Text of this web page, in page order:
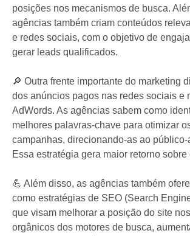
posições nos mecanismos de busca.
agências também criam conteúdos
e redes sociais, com o objetivo de
gerar leads qualificados.
🔎 Outra frente importante do marketing
dos anúncios pagos nas redes sociais e
AdWords. As agências sabem como
melhores palavras-chave para otimizar
campanhas, direcionando-as ao público-
Essa estratégia gera maior retorno
💪 Além disso, as agências também
como estratégias de SEO (Search
que visam melhorar a posição do site
orgânicos dos motores de busca,